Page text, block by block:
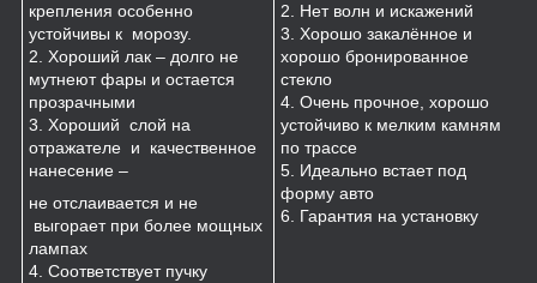
крепления особенно
устойчивы к морозу.
2. Хороший лак – долго не
мутнеют фары и остается
прозрачными
3. Хороший слой на
отражателе и качественное
нанесение –
не отслаивается и не
выгорает при более мощных
лампах
4. Соответствует пучку
2. Нет волн и искажений
3. Хорошо закалённое и
хорошо бронированное
стекло
4. Очень прочное, хорошо
устойчиво к мелким камням
по трассе
5. Идеально встает под
форму авто
6. Гарантия на установку